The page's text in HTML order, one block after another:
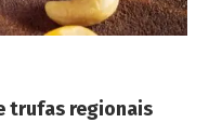
trufas regionais